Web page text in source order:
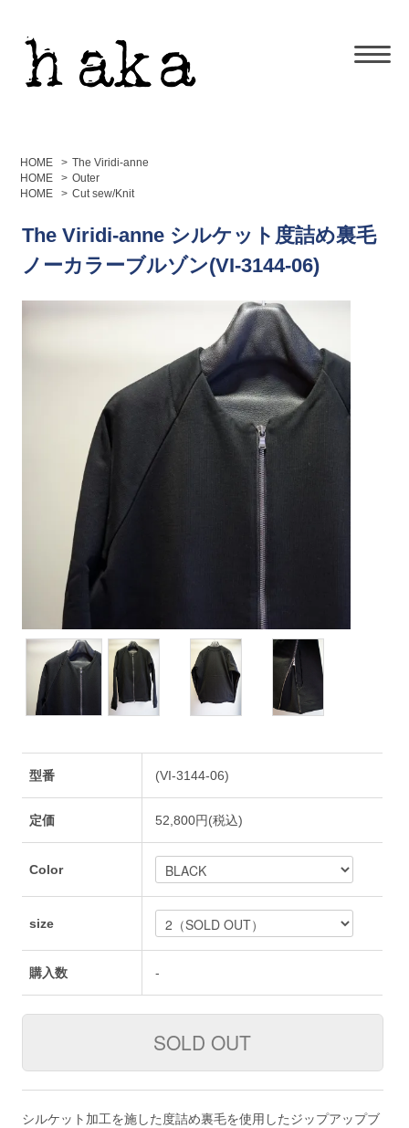
HOME > The Viridi-anne
HOME
> Outer
HOME
> Cut sew/Knit
The Viridi-anne シルケット度詰め裏毛
ノーカラーブルゾン(VI-3144-06)
型番 (VI-3144-06)
定価 52,800円(税込)
Color
size
購入数 -
シルケット加工を施した度詰め裏毛を使用したジップアップブ